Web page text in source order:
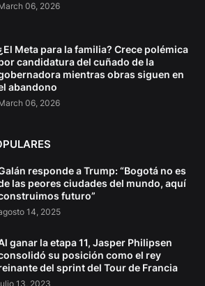
06, 2026
Meta para la familia? Crece polémica
candidatura del cuñado de la
mientras obras siguen en
abandono
06, 2026
responde a Trump: “Bogotá no es
las peores ciudades del mundo, aquí
futuro”
14, 2025
ganar la etapa 11, Jasper Philipsen
su posición como el rey
del sprint del Tour de Francia
13, 2023